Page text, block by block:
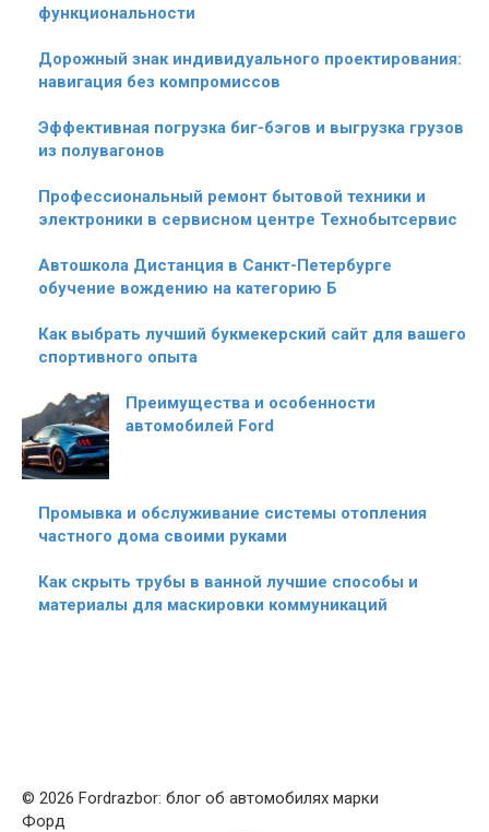
функциональности
Дорожный знак индивидуального проектирования:
навигация без компромиссов
Эффективная погрузка биг-бэгов и выгрузка грузов
из полувагонов
Профессиональный ремонт бытовой техники и
электроники в сервисном центре Технобытсервис
Автошкола Дистанция в Санкт-Петербурге
обучение вождению на категорию Б
Как выбрать лучший букмекерский сайт для вашего
спортивного опыта
Преимущества и особенности
автомобилей Ford
Промывка и обслуживание системы отопления
частного дома своими руками
Как скрыть трубы в ванной лучшие способы и
материалы для маскировки коммуникаций
© 2026 Fordrazbor: блог об автомобилях марки
Форд